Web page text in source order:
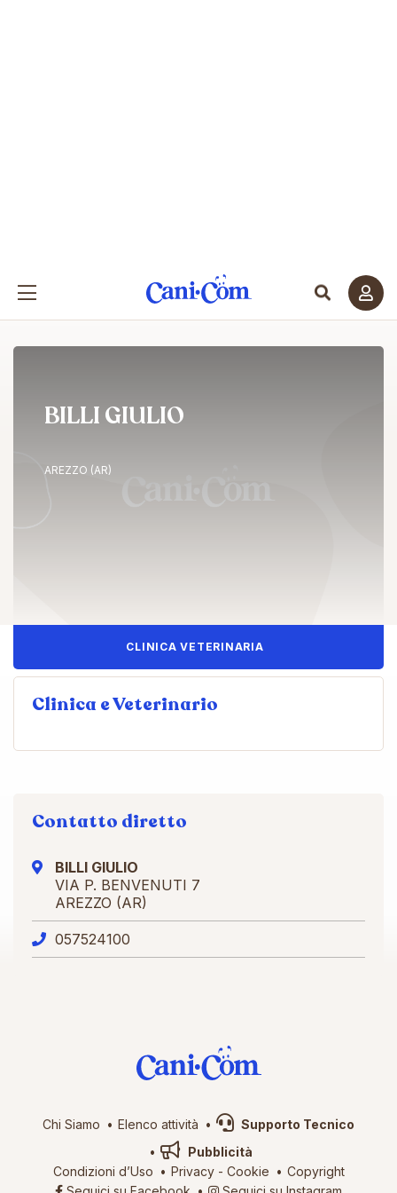
BILLI GIULIO
AREZZO (AR)
CLINICA VETERINARIA
Clinica e Veterinario
Contatto diretto
BILLI GIULIO
VIA P. BENVENUTI 7
AREZZO (AR)
057524100
Chi Siamo Elenco attività
Supporto Tecnico
Pubblicità
Condizioni d’Uso
Privacy- Cookie
Copyright